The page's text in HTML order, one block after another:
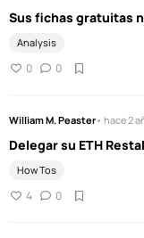
Sus fichas gratuitas
Analysis
0 0
William M. Peaster• hace 2
Delegar su ETH
How Tos
4 0